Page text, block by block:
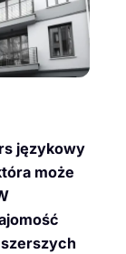
językowy
może